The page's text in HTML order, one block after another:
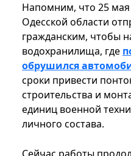
Напомним, что 25
Одесской области
гражданским, чтобы
водохранилища, где
обрушился
сроки привести
строительства и
единиц военной
личного состава.